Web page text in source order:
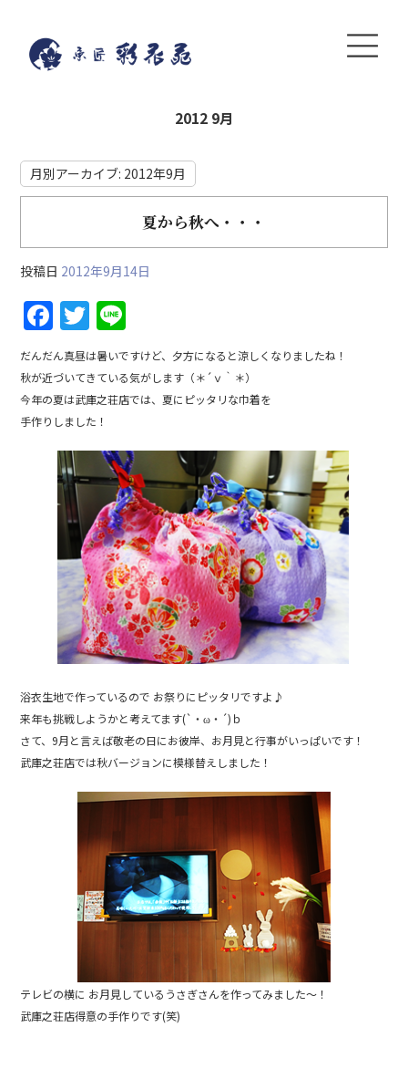
2012 9月
月別アーカイブ: 2012年9月
夏から秋へ・・・
投稿日 2012年9月14日
F
a
c
e
b
o
o
k
T
w
itt
er
n
e
だんだん真昼は暑いですけど、夕方になると涼しくなりましたね！
秋が近づいてきている気がします（＊´ｖ｀＊）
今年の夏は武庫之荘店では、夏にピッタリな巾着を
手作りしました！
浴衣生地で作っているので お祭りにピッタリですよ♪
来年も挑戦しようかと考えてます(`・ω・´)ｂ
さて、9月と言えば敬老の日にお彼岸、お月見と行事がいっぱいです！
武庫之荘店では秋バージョンに模様替えしました！
テレビの横に お月見しているうさぎさんを作ってみました～！
武庫之荘店得意の手作りです(笑)